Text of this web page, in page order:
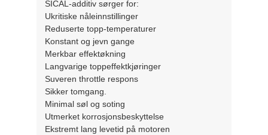
SICAL-additiv sørger for:
Ukritiske nåleinnstillinger
Reduserte topp-temperaturer
Konstant og jevn gange
Merkbar effektøkning
Langvarige toppeffektkjøringer
Suveren throttle respons
Sikker tomgang.
Minimal søl og soting
Utmerket korrosjonsbeskyttelse
Ekstremt lang levetid på motoren